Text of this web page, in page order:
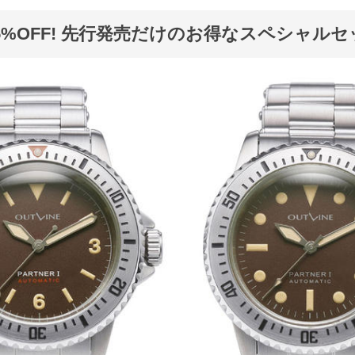
先行発売だけのお得なスペシャルセ